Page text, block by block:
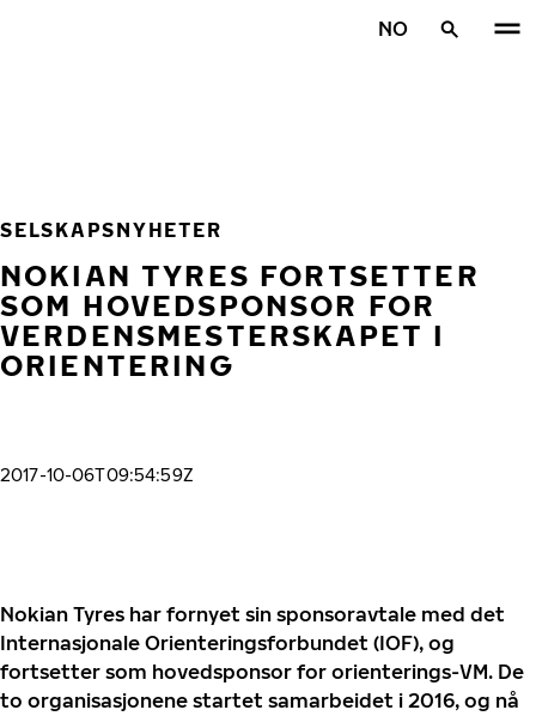
NO
SELSKAPSNYHETER
NOKIAN TYRES FORTSETTER
SOM HOVEDSPONSOR FOR
VERDENSMESTERSKAPET I
ORIENTERING
2017-10-06T09:54:59Z
Nokian Tyres har fornyet sin sponsoravtale med det
Internasjonale Orienteringsforbundet (IOF), og
fortsetter som hovedsponsor for orienterings-VM. De
to organisasjonene startet samarbeidet i 2016, og nå